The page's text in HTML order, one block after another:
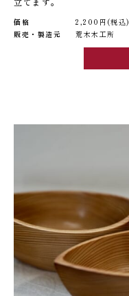
価格
2,200円(税込)
販売・製造元
荒木木工所